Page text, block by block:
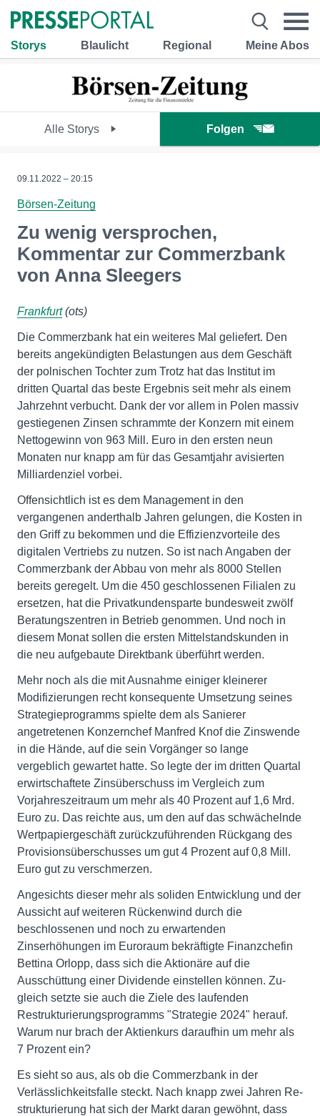
Storys Blaulicht Regional Meine Abos
Alle Storys Folgen
09.11.2022 – 20:15
Börsen-Zeitung
Zu wenig versprochen,
Kommentar zur Commerzbank
von Anna Sleegers
Frankfurt(ots)
Die Commerzbank hat ein weiteres Mal geliefert. Den
bereits angekündigten Belastungen aus dem Geschäft
der polnischen Tochter zum Trotz hat das Institut im
dritten Quartal das beste Ergebnis seit mehr als einem
Jahrzehnt verbucht. Dank der vor allem in Polen massiv
gestiegenen Zinsen schrammte der Konzern mit einem
Nettogewinn von 963 Mill. Euro in den ersten neun
Monaten nur knapp am für das Gesamtjahr avisierten
Milliardenziel vorbei.
Offensichtlich ist es dem Management in den
vergangenen anderthalb Jahren gelungen, die Kosten in
den Griff zu bekommen und die Effizienzvorteile des
digitalen Vertriebs zu nutzen. So ist nach Angaben der
Commerzbank der Abbau von mehr als 8000 Stellen
bereits geregelt. Um die 450 geschlossenen Filialen zu
ersetzen, hat die Privatkundensparte bundesweit zwölf
Beratungszentren in Betrieb genommen. Und noch in
diesem Monat sollen die ersten Mittelstandskunden in
die neu aufgebaute Direktbank überführt werden.
Mehr noch als die mit Ausnahme einiger kleinerer
Modifizierungen recht konsequente Um­setzung seines
Strategieprogramms spielte dem als Sanierer
angetretenen Konzernchef Manfred Knof die Zinswende
in die Hände, auf die sein Vorgänger so lange
vergeblich gewartet hatte. So legte der im dritten Quartal
erwirtschaftete Zinsüberschuss im Vergleich zum
Vorjahreszeitraum um mehr als 40 Prozent auf 1,6 Mrd.
Euro zu. Das reichte aus, um den auf das schwächelnde
Wertpapiergeschäft zurückzuführenden Rückgang des
Provisionsüberschusses um gut 4 Prozent auf 0,8 Mill.
Euro gut zu verschmerzen.
Angesichts dieser mehr als soliden Entwicklung und der
Aussicht auf weiteren Rückenwind durch die
beschlossenen und noch zu erwartenden
Zinserhöhungen im Euroraum be­kräftigte Finanzchefin
Bettina Orlopp, dass sich die Aktionäre auf die
Ausschüttung einer Dividende einstellen können. Zu­
gleich setzte sie auch die Ziele des laufenden
Restrukturierungsprogramms "Strategie 2024" herauf.
Warum nur brach der Aktienkurs daraufhin um mehr als
7 Prozent ein?
Es sieht so aus, als ob die Commerzbank in der
Verlässlichkeitsfalle steckt. Nach knapp zwei Jahren Re­
struk­turierung hat sich der Markt daran ge­wöhnt, dass